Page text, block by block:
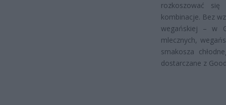
rozkoszować
kombinacje. Bez
wegańskiej – w
mlecznych,
smakosza
dostarczane z